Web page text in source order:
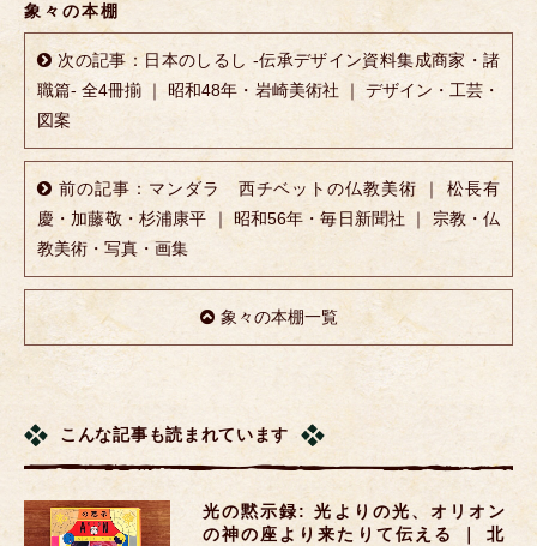
象々の本棚
次の記事：日本のしるし -伝承デザイン資料集成商家・諸
職篇- 全4冊揃 ｜ 昭和48年・岩崎美術社 ｜ デザイン・工芸・
図案
前の記事：マンダラ 西チベットの仏教美術 ｜ 松長有
慶・加藤敬・杉浦康平 ｜ 昭和56年・毎日新聞社 ｜ 宗教・仏
教美術・写真・画集
象々の本棚一覧
こんな記事も読まれています
光の黙示録: 光よりの光、オリオン
の神の座より来たりて伝える ｜ 北